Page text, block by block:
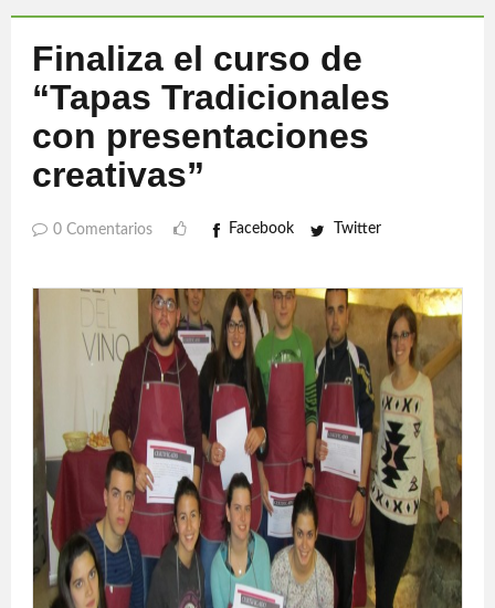
Finaliza el curso de
“Tapas Tradicionales
con presentaciones
creativas”
0 Comentarios Facebook Twitter